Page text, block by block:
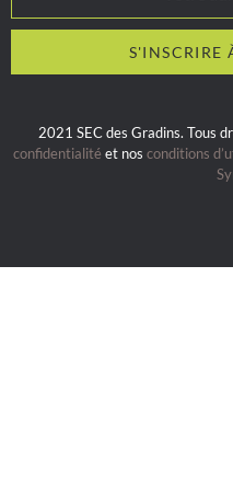
2021 SEC des Gradins. Tous
confidentialité et nos conditions